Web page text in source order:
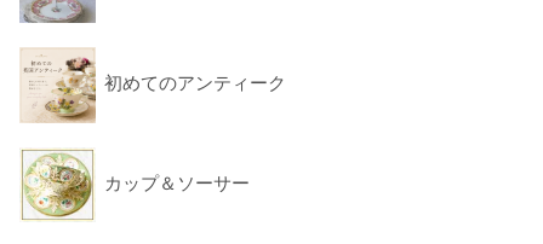
初めてのアンティーク
カップ＆ソーサー